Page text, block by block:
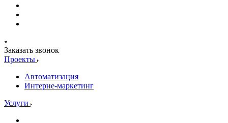
Заказать звонок
Проекты
Автоматизация
Интерне-маркетинг
Услуги